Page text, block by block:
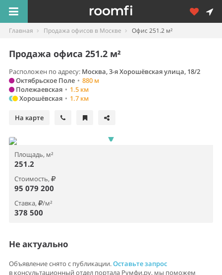
Главная Продажа офисов в Москве Офис 251.2 м²
Продажа офиса 251.2 м²
Расположен по адресу: Москва, 3-я Хорошёвская улица, 18/2
Октябрьское Поле • 880 м
Полежаевская • 1.5 км
Хорошёвская • 1.7 км
На карте
Площадь, м²
251.2
Стоимость,
95 079 200
Ставка, /м²
378 500
Не актуально
Объявление снято с публикации.Оставьте запрос
в консультационный отдел портала Румфи.ру, мы поможем